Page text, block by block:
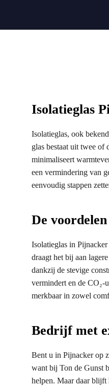
Isolatieglas
Isolatieglas, ook
glas bestaat uit twee of
minimaliseert
een vermindering van
eenvoudig stappen
De
Isolatieglas in
draagt het bij aan
dankzij de stevige
vermindert en de CO₂-
merkbaar in zowel
Bedrijf met
Bent u in Pijnacker op
want bij Ton de Gunst
helpen. Maar daar blijft